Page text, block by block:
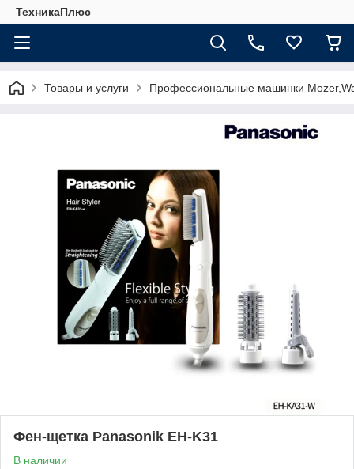
ТехникаПлюс
Товары и услуги Профессиональные машинки
Фен-щетка Panasonik EH-K31
В наличии